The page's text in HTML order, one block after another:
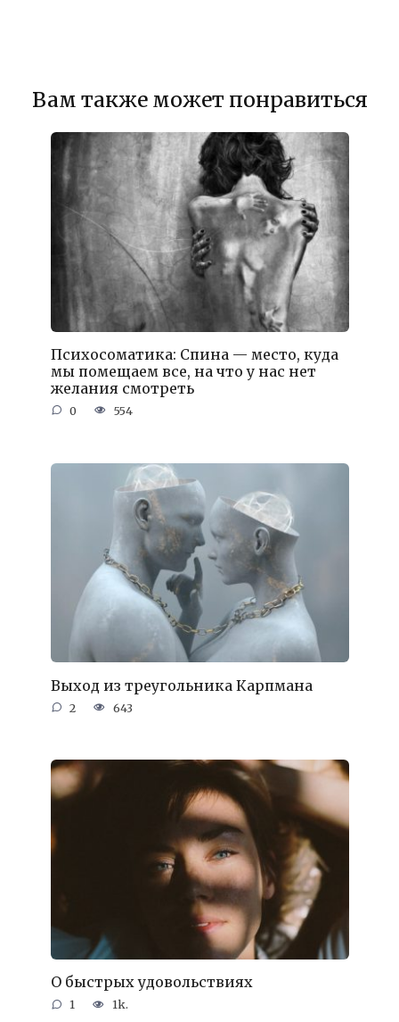
Вам также может понравиться
Психосоматика: Спина — место, куда
мы помещаем все, на что у нас нет
желания смотреть
0 554
Выход из треугольника Карпмана
2 643
О быстрых удовольствиях
1 1k.